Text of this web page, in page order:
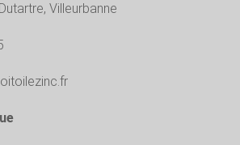
Villeurbanne